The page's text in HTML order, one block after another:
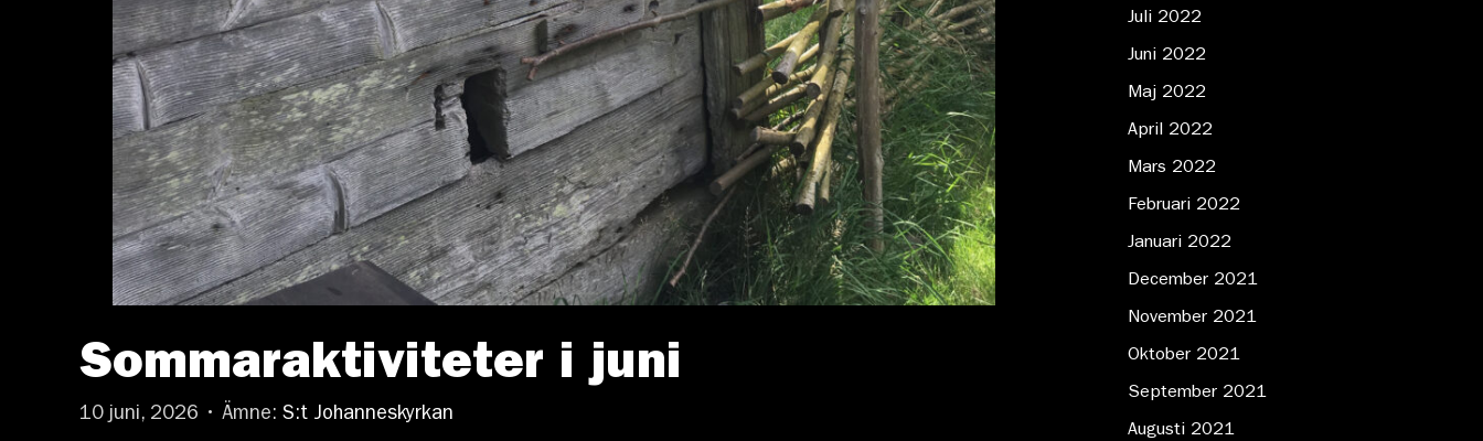
Juli 2022
Juni 2022
Maj 2022
April 2022
Mars 2022
Februari 2022
Januari 2022
December 2021
November 2021
Oktober 2021
September 2021
Augusti 2021
Sommaraktiviteter i juni
10 juni, 2026 • Ämne: S:t Johanneskyrkan